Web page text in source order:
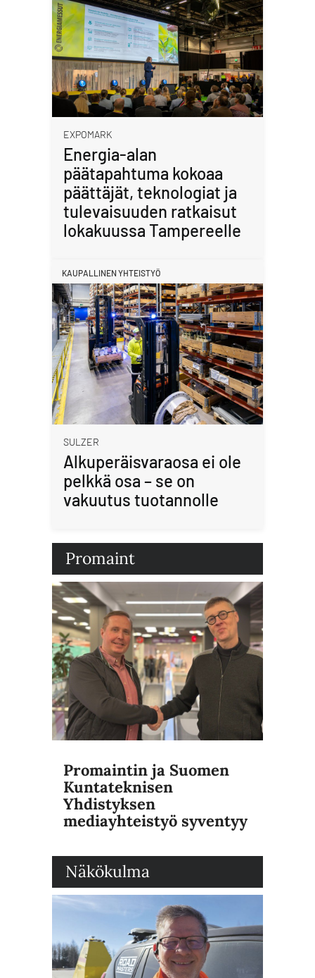
EXPOMARK
Energia-alan
päätapahtuma kokoaa
päättäjät, teknologiat ja
tulevaisuuden ratkaisut
lokakuussa Tampereelle
KAUPALLINEN YHTEISTYÖ
SULZER
Alkuperäisvaraosa ei ole
pelkkä osa – se on
vakuutus tuotannolle
Promaint
Promaintin ja Suomen
Kuntateknisen
Yhdistyksen
mediayhteistyö syventyy
Näkökulma